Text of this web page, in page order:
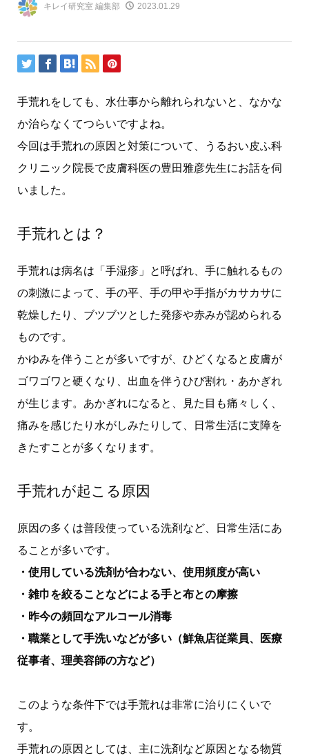
キレイ研究室 編集部 2023.01.29
手荒れをしても、水仕事から離れられないと、なかな
か治らなくてつらいですよね。
今回は手荒れの原因と対策について、うるおい皮ふ科
クリニック院長で皮膚科医の豊田雅彦先生にお話を伺
いました。
手荒れとは？
手荒れは病名は「手湿疹」と呼ばれ、手に触れるもの
の刺激によって、手の平、手の甲や手指がカサカサに
乾燥したり、ブツブツとした発疹や赤みが認められる
ものです。
かゆみを伴うことが多いですが、ひどくなると皮膚が
ゴワゴワと硬くなり、出血を伴うひび割れ・あかぎれ
が生じます。あかぎれになると、見た目も痛々しく、
痛みを感じたり水がしみたりして、日常生活に支障を
きたすことが多くなります。
手荒れが起こる原因
原因の多くは普段使っている洗剤など、日常生活にあ
ることが多いです。
・使用している洗剤が合わない、使用頻度が高い
・雑巾を絞ることなどによる手と布との摩擦
・昨今の頻回なアルコール消毒
・職業として手洗いなどが多い（鮮魚店従業員、医療
従事者、理美容師の方など）
このような条件下では手荒れは非常に治りにくいで
す。
手荒れの原因としては、主に洗剤など原因となる物質